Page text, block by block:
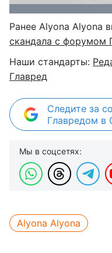
Ранее Alyona Alyona
скандала с форумом
Наши стандарты:
Главред
Следите за
Главредом в
Мы в соцсетях:
Alyona Alyona